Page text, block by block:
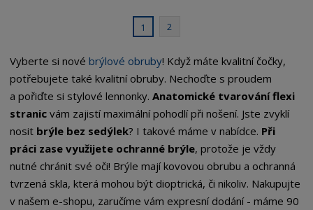
1 2
Vyberte si novébrýlové obruby! Když máte kvalitní čočky,
potřebujete také kvalitní obruby. Nechoďte s proudem
a pořiďte si stylové lennonky.Anatomické tvarování flexi
stranicvám zajistí maximální pohodlí při nošení. Jste zvyklí
nosit brýle bez sedýlek? I takové máme v nabídce. Při
práci zase využijete ochranné brýle, protože je vždy
nutné chránit své oči! Brýle mají kovovou obrubu a ochranná
tvrzená skla, která mohou být dioptrická, či nikoliv. Nakupujte
v našem e-shopu, zaručíme vám expresní dodání - máme 90